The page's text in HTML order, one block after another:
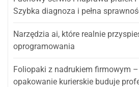
Szybka diagnoza i pełna
Narzędzia ai, które realnie
oprogramowania
Foliopaki z nadrukiem firmowym
opakowanie kurierskie buduje